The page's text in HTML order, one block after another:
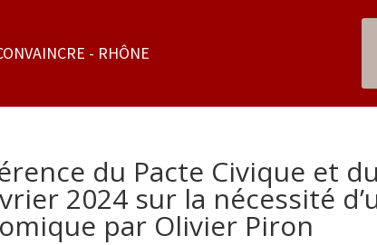
du Pacte Civique et
2024 sur la nécessité
par Olivier Piron